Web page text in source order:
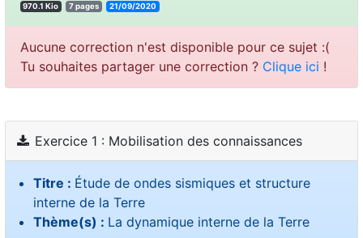
970.1 Kio 7 pages 21/09/2020
Aucune correction n'est disponible pour ce sujet :(
Tu souhaites partager une correction ? Clique ici !
Exercice 1 : Mobilisation des connaissances
Titre : Étude de ondes sismiques et structure
interne de la Terre
Thème(s) : La dynamique interne de la Terre